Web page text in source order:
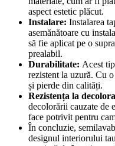
aspect estetic plăcut.
Instalare: Instalarea
asemănătoare cu
să fie aplicat pe o
prealabil.
Durabilitate: Acest
rezistent la uzură. Cu
și pierde din calități.
Rezistența la
decolorării cauzate de
face potrivit pentru
În concluzie,
designul interiorului